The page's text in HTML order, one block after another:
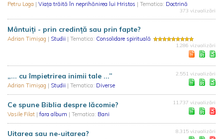
Petru Loga | Viața trăită în neprihănirea lui Hristos | Tematica: Doctrină
373 vizualizări
Mântuiți - prin credință sau prin fapte?
Adrian Timișag | Studii | Tematica: Consolidare spirituală
1.286 vizualizări
„... cu împietrirea inimii tale ...”
Adrian Timișag | Studii | Tematica: Diverse
2.551 vizualizări
Ce spune Biblia despre lăcomie?
Vasile Filat | fara album | Tematica: Bani
11.737 vizualizări
Uitarea sau ne-uitarea? 8.315 vizualizări